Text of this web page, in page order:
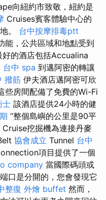
向紐約市致敬，紐約是
Cruises賓客體驗中心的
。 台中按摩排毒ptt
能，公共區域和地點受到
的酒店包括Accualina
台中 spa 到邁阿密的轉讓
撥筋 伊夫酒店邁阿密可欣
些房間配備了免費的Wi-Fi
士 該酒店提供24小時的健
“整個島嶼的公里是90平
挖掘機為連接丹麥
協會成立 Tunnel 台中
項目提供了一個
company 當國際碼頭或
口是分開的，您會發現它
整復 外燴 buffet 然而，